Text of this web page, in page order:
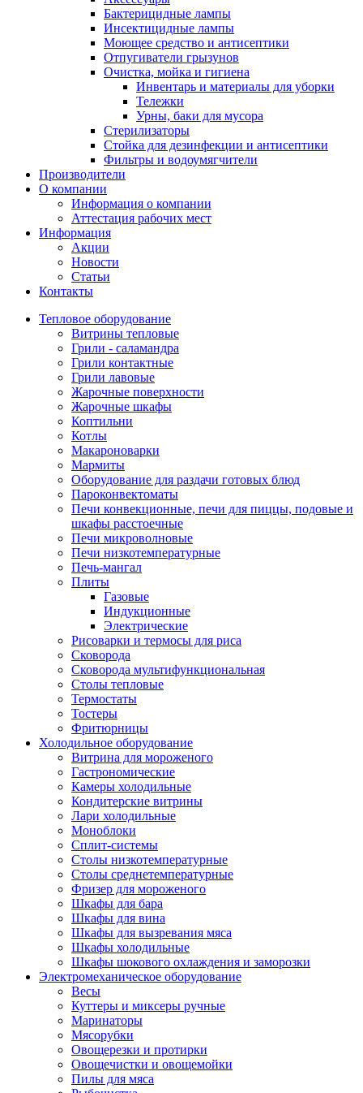
Бактерицидные лампы
Инсектицидные лампы
Моющее средство и антисептики
Отпугиватели грызунов
Очистка, мойка и гигиена
Инвентарь и материалы для уборки
Тележки
Урны, баки для мусора
Стерилизаторы
Стойка для дезинфекции и антисептики
Фильтры и водоумягчители
Производители
О компании
Информация о компании
Аттестация рабочих мест
Информация
Акции
Новости
Статьи
Контакты
Тепловое оборудование
Витрины тепловые
Грили - саламандра
Грили контактные
Грили лавовые
Жарочные поверхности
Жарочные шкафы
Коптильни
Котлы
Макароноварки
Мармиты
Оборудование для раздачи готовых блюд
Пароконвектоматы
Печи конвекционные, печи для пиццы, подовые и
шкафы расстоечные
Печи микроволновые
Печи низкотемпературные
Печь-мангал
Плиты
Газовые
Индукционные
Электрические
Рисоварки и термосы для риса
Сковорода
Сковорода мультифункциональная
Столы тепловые
Термостаты
Тостеры
Фритюрницы
Холодильное оборудование
Витрина для мороженого
Гастрономические
Камеры холодильные
Кондитерские витрины
Лари холодильные
Моноблоки
Сплит-системы
Столы низкотемпературные
Столы среднетемпературные
Фризер для мороженого
Шкафы для бара
Шкафы для вина
Шкафы для вызревания мяса
Шкафы холодильные
Шкафы шокового охлаждения и заморозки
Электромеханическое оборудование
Весы
Куттеры и миксеры ручные
Маринаторы
Мясорубки
Овощерезки и протирки
Овощечистки и овощемойки
Пилы для мяса